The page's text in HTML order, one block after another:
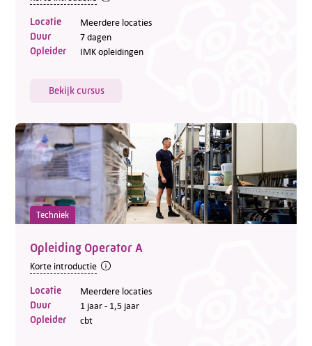
Locatie Meerdere locaties
Duur 7 dagen
Opleider IMK opleidingen
Bekijk cursus
Techniek
Opleiding Operator A
Korte introductie
Locatie Meerdere locaties
Duur 1 jaar - 1,5 jaar
Opleider cbt